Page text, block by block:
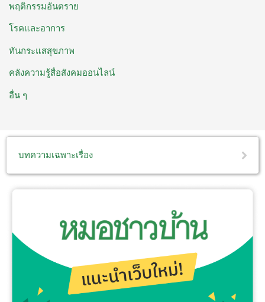
พฤติกรรมอันตราย
โรคและอาการ
ทันกระแสสุขภาพ
คลังความรู้สื่อสังคมออนไลน์
อื่น ๆ
บทความเฉพาะเรื่อง